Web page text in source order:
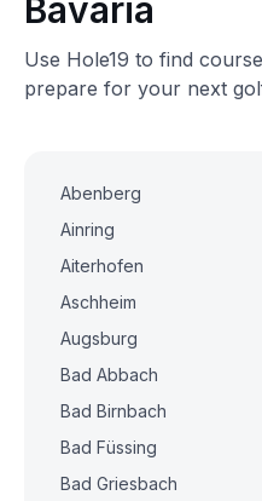
Bavaria
Use Hole19 to find
prepare for your next
Abenberg
Ainring
Aiterhofen
Aschheim
Augsburg
Bad Abbach
Bad Birnbach
Bad Füssing
Bad Griesbach